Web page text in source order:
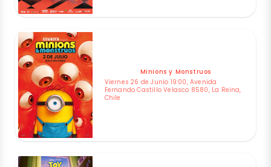
Minions y Monstruos
Viernes 26 de Junio 19:00, Avenida
Fernando Castillo Velasco 8580, La Reina,
Chile